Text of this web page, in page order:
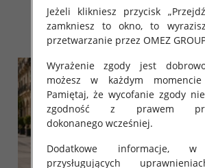
125.00 zł
szczegóły
Jeżeli klikniesz przycisk
zamkniesz to okno, to
przetwarzanie przez OMEZ
Wyrażenie zgody jest
możesz w każdym
Pamiętaj, że wycofanie zgody
zgodność z prawem
dokonanego wcześniej.
Dodatkowe
przysługujących